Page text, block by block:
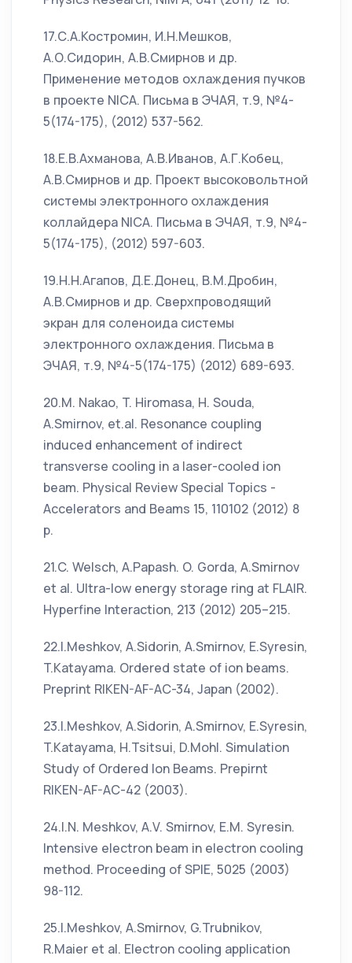
17.С.А.Костромин, И.Н.Мешков,
А.О.Сидорин, А.В.Смирнов и др.
Применение методов охлаждения пучков
в проекте NICA. Письма в ЭЧАЯ, т.9, №4-
5(174-175), (2012) 537-562.
18.Е.В.Ахманова, А.В.Иванов, А.Г.Кобец,
А.В.Смирнов и др. Проект высоковольтной
системы электронного охлаждения
коллайдера NICA. Письма в ЭЧАЯ, т.9, №4-
5(174-175), (2012) 597-603.
19.Н.Н.Агапов, Д.Е.Донец, В.М.Дробин,
А.В.Смирнов и др. Сверхпроводящий
экран для соленоида системы
электронного охлаждения. Письма в
ЭЧАЯ, т.9, №4-5(174-175) (2012) 689-693.
20.M. Nakao, T. Hiromasa, H. Souda,
A.Smirnov, et.al. Resonance coupling
induced enhancement of indirect
transverse cooling in a laser-cooled ion
beam. Physical Review Special Topics -
Accelerators and Beams 15, 110102 (2012) 8
p.
21.C. Welsch, A.Papash. O. Gorda, A.Smirnov
et al. Ultra-low energy storage ring at FLAIR.
Hyperfine Interaction, 213 (2012) 205–215.
22.I.Meshkov, A.Sidorin, A.Smirnov, E.Syresin,
T.Katayama. Ordered state of ion beams.
Preprint RIKEN-AF-AC-34, Japan (2002).
23.I.Meshkov, A.Sidorin, A.Smirnov, E.Syresin,
T.Katayama, H.Tsitsui, D.Mohl. Simulation
Study of Ordered Ion Beams. Prepirnt
RIKEN-AF-AC-42 (2003).
24.I.N. Meshkov, A.V. Smirnov, E.M. Syresin.
Intensive electron beam in electron cooling
method. Proceeding of SPIE, 5025 (2003)
98-112.
25.I.Meshkov, A.Smirnov, G.Trubnikov,
R.Maier et al. Electron cooling application